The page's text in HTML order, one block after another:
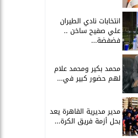
انتخابات نادي الطيران
علي صفيح ساخن ..
فضفضة...
محمد بكير ومحمد علام
لهم حضور كبير في...
مدير مديرية القاهرة يعد
بحل أزمة فريق الكرة...